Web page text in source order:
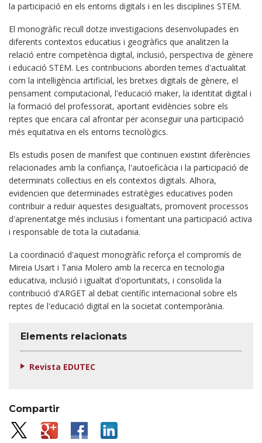
la participació en els entorns digitals i en les disciplines STEM.
El monogràfic recull dotze investigacions desenvolupades en
diferents contextos educatius i geogràfics que analitzen la
relació entre competència digital, inclusió, perspectiva de gènere
i educació STEM. Les contribucions aborden temes d'actualitat
com la intel·ligència artificial, les bretxes digitals de gènere, el
pensament computacional, l'educació maker, la identitat digital i
la formació del professorat, aportant evidències sobre els
reptes que encara cal afrontar per aconseguir una participació
més equitativa en els entorns tecnològics.
Els estudis posen de manifest que continuen existint diferències
relacionades amb la confiança, l'autoeficàcia i la participació de
determinats col·lectius en els contextos digitals. Alhora,
evidencien que determinades estratègies educatives poden
contribuir a reduir aquestes desigualtats, promovent processos
d'aprenentatge més inclusius i fomentant una participació activa
i responsable de tota la ciutadania.
La coordinació d'aquest monogràfic reforça el compromís de
Mireia Usart i Tania Molero amb la recerca en tecnologia
educativa, inclusió i igualtat d'oportunitats, i consolida la
contribució d'ARGET al debat científic internacional sobre els
reptes de l'educació digital en la societat contemporània.
Elements relacionats
Revista EDUTEC
Compartir